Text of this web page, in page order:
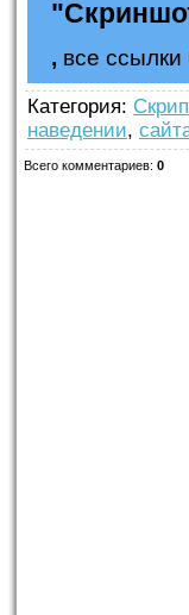
, все
Категория:
наведении,
Всего комментариев: 0